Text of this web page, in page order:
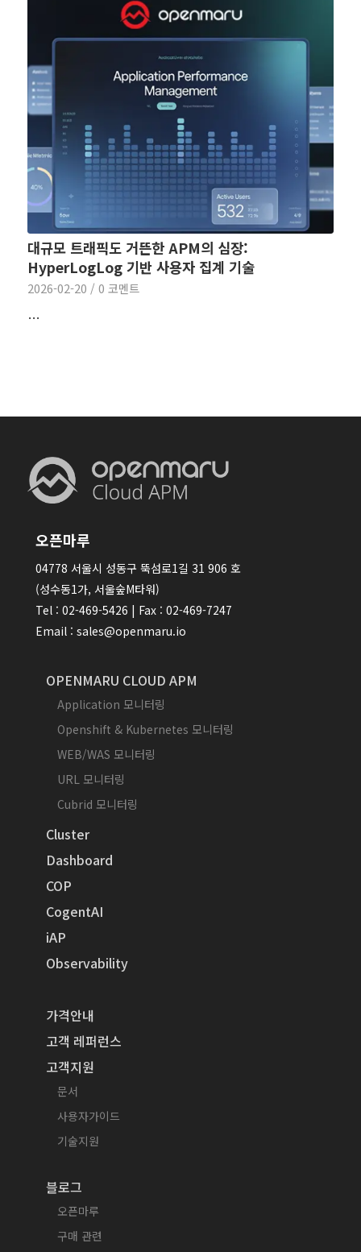
대규모 트래픽도 거뜬한 APM의 심장:
HyperLogLog 기반 사용자 집계 기술
2026-02-20 / 0 코멘트
…
오픈마루
04778 서울시 성동구 뚝섬로1길 31 906 호
(성수동1가, 서울숲M타워)
Tel : 02-469-5426 | Fax : 02-469-7247
Email : sales@openmaru.io
OPENMARU CLOUD APM
Application 모니터링
Openshift & Kubernetes 모니터링
WEB/WAS 모니터링
URL 모니터링
Cubrid 모니터링
Cluster
Dashboard
COP
CogentAI
iAP
Observability
가격안내
고객 레퍼런스
고객지원
문서
사용자가이드
기술지원
블로그
오픈마루
구매 관련